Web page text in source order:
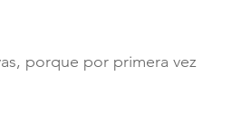
porque por primera vez